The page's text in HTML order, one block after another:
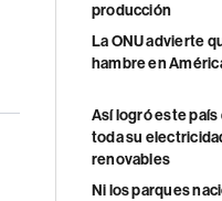
producción
La ONU advierte
hambre en
Así logró este
toda su
renovables
Ni los parques